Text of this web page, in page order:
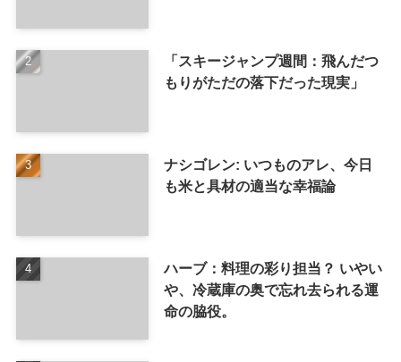
「スキージャンプ週間：飛んだつ
もりがただの落下だった現実」
ナシゴレン: いつものアレ、今日
も米と具材の適当な幸福論
ハーブ：料理の彩り担当？ いやい
や、冷蔵庫の奥で忘れ去られる運
命の脇役。